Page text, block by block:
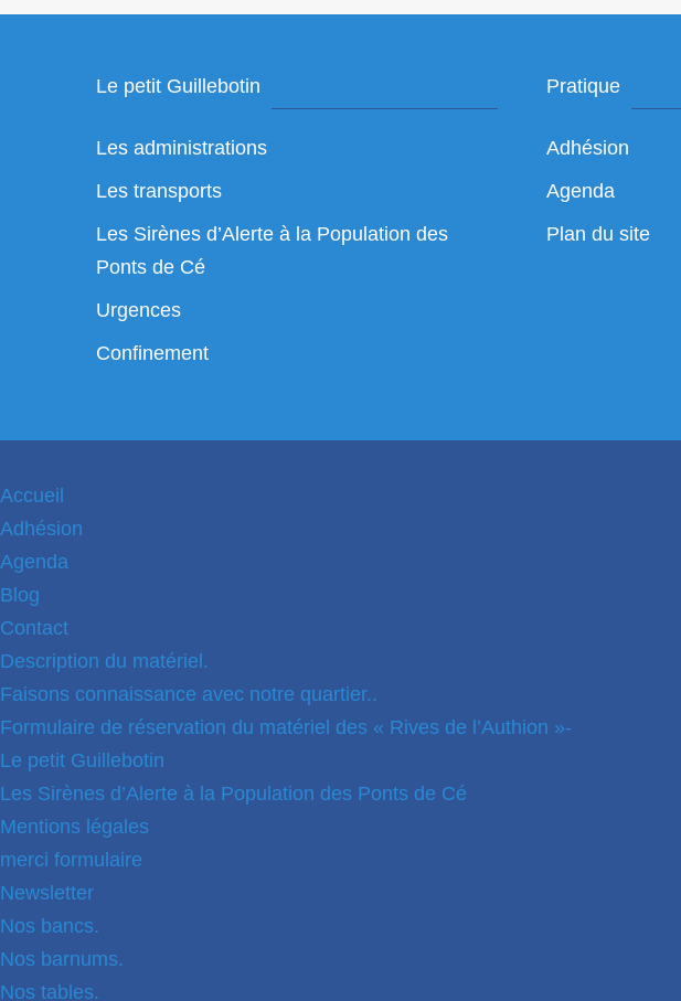
Le petit Guillebotin
Les administrations
Les transports
Les Sirènes d’Alerte à la Population des
Ponts de Cé
Urgences
Confinement
Pratique
Adhésion
Agenda
Plan du site
Accueil
Adhésion
Agenda
Blog
Contact
Description du matériel.
Faisons connaissance avec notre quartier..
Formulaire de réservation du matériel des « Rives de l’Authion »-
Le petit Guillebotin
Les Sirènes d’Alerte à la Population des Ponts de Cé
Mentions légales
merci formulaire
Newsletter
Nos bancs.
Nos barnums.
Nos tables.